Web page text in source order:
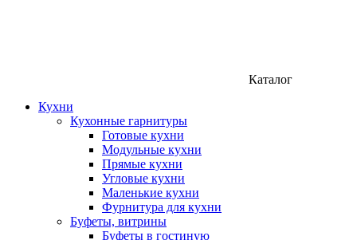
Каталог
Кухни
Кухонные гарнитуры
Готовые кухни
Модульные кухни
Прямые кухни
Угловые кухни
Маленькие кухни
Фурнитура для кухни
Буфеты, витрины
Буфеты в гостиную